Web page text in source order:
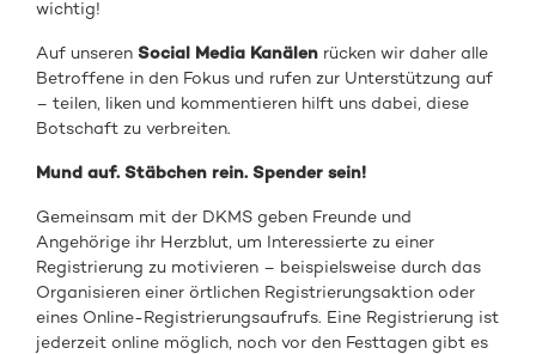
wichtig!
Auf unserenSocial Media Kanälen rücken wir daher alle
Betroffene in den Fokus und rufen zur Unterstützung auf
– teilen, liken und kommentieren hilft uns dabei, diese
Botschaft zu verbreiten.
Mund auf. Stäbchen rein. Spender sein!
Gemeinsam mit der DKMS geben Freunde und
Angehörige ihr Herzblut, um Interessierte zu einer
Registrierung zu motivieren – beispielsweise durch das
Organisieren einer örtlichen Registrierungsaktion oder
eines Online-Registrierungsaufrufs. Eine Registrierung ist
jederzeit online möglich, noch vor den Festtagen gibt es